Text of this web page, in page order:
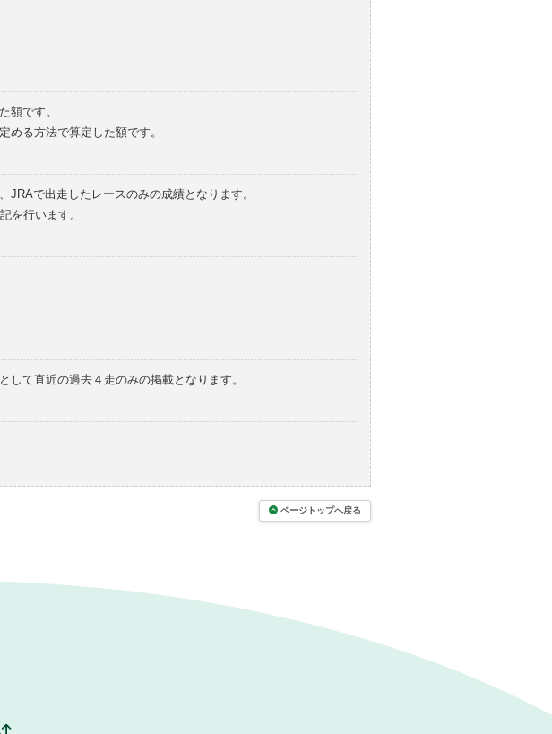
額です。
める方法で算定した額です。
で出走したレースのみの成績となります。
を行います。
て直近の過去４走のみの掲載となります。
ページトップへ戻る